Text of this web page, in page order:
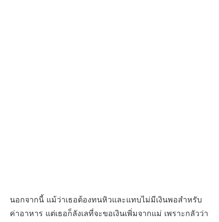
นอกจากนี้ แม้ว่าเธอต้องทนหิวและแทบไม่มีเงินพอสำหรับ
ค่าอาหาร แต่เธอก็ลังเลที่จะขอเงินเพิ่มจากแม่ เพราะกลัวว่า